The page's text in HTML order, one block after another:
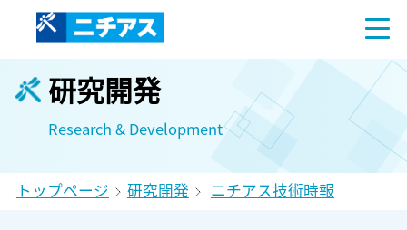
研究開発
Research & Development
トップページ 研究開発 ニチアス技術時報